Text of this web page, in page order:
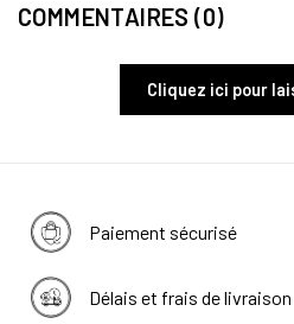
COMMENTAIRES (0)
Cliquez ici pour
Paiement sécurisé
Délais et frais de livraison